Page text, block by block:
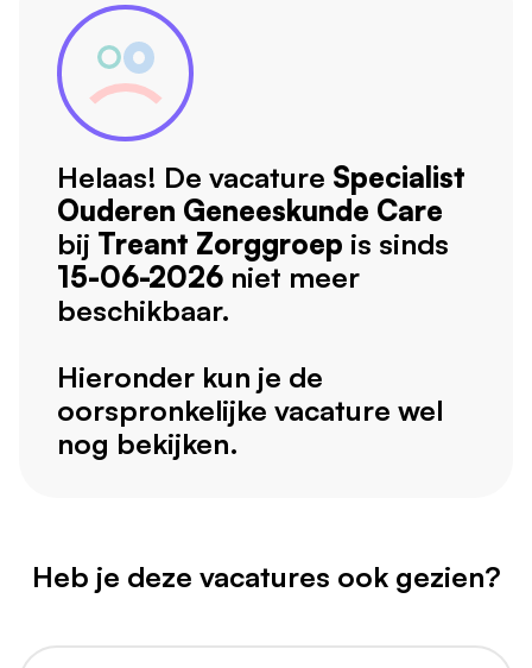
Helaas! De vacature Specialist
Ouderen Geneeskunde Care
bij Treant Zorggroep is sinds
15-06-2026 niet meer
beschikbaar.
Hieronder kun je de
oorspronkelijke vacature wel
nog bekijken.
Heb je deze vacatures ook gezien?